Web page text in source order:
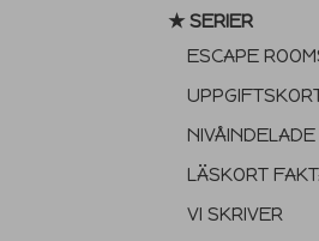
★ SERIER
ESCAPE
LÄSKORT
VI SKRIVER